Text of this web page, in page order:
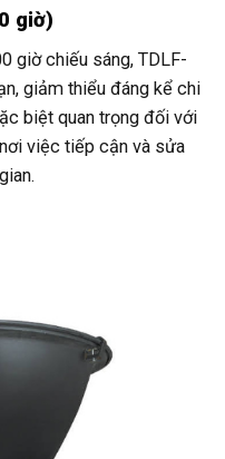
giờ)
giờ chiếu sáng, TDLF-
giảm thiểu đáng kể chi
biệt quan trọng đối với
việc tiếp cận và sửa